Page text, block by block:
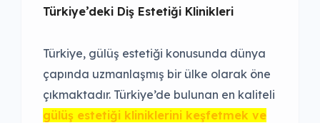
Türkiye’deki Diş Estetiği Klinikleri
Türkiye, gülüş estetiği konusunda dünya
çapında uzmanlaşmış bir ülke olarak öne
çıkmaktadır. Türkiye’de bulunan en kaliteli
gülüş estetiği kliniklerini keşfetmek ve